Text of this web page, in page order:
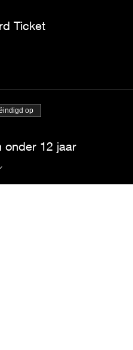
politieagent tevreden te
Ticket
op
onder 12 jaar